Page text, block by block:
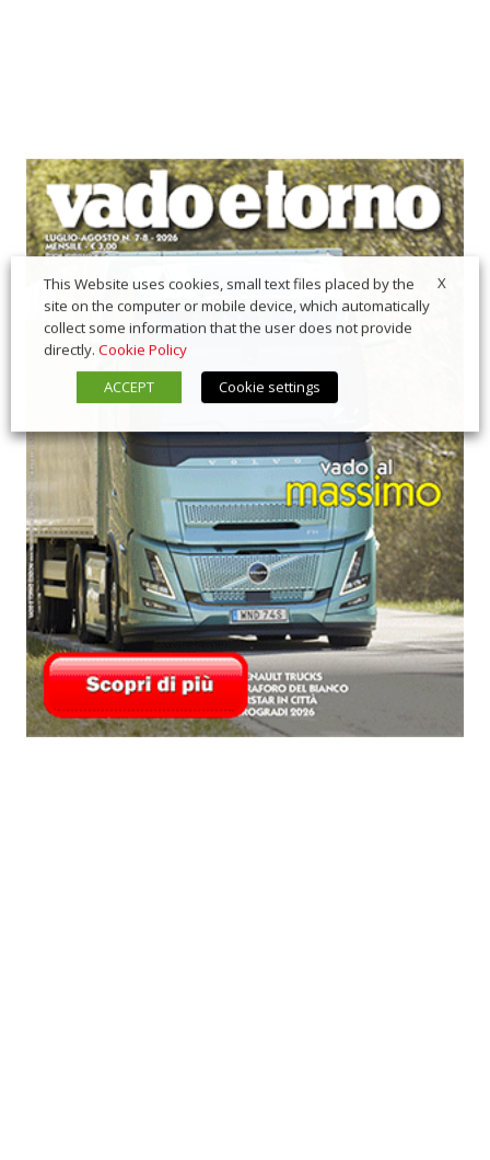
X
This Website uses cookies, small text files placed by the
site on the computer or mobile device, which automatically
collect some information that the user does not provide
directly. Cookie Policy
ACCEPT
Cookie settings